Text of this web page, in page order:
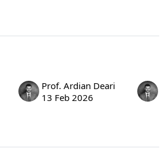
Prof. Ardian Deari
13 Feb 2026